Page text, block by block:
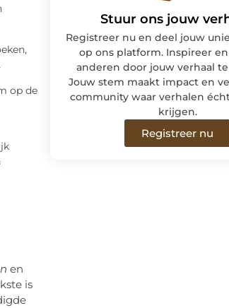
op de
en
is
Stuur ons jouw
Registreer nu en deel jouw
op ons platform. Inspireer
anderen door jouw verhaal
Jouw stem maakt impact en
community waar verhalen
krijgen.
Registreer nu